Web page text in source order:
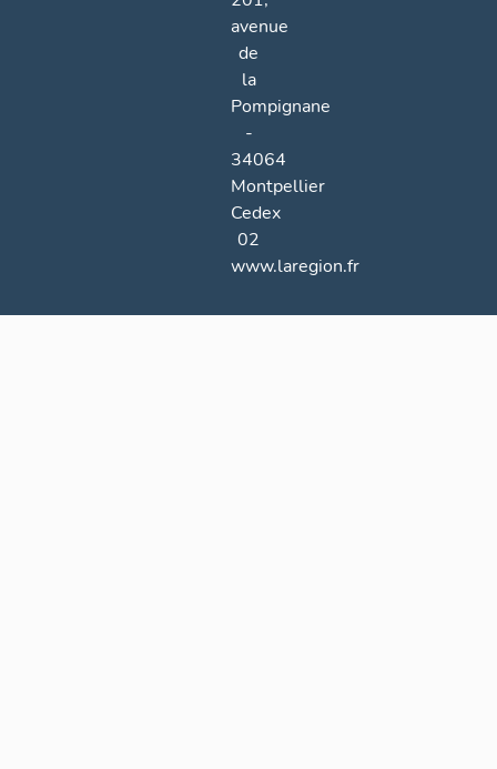
avenue
de
la
Pompignane
-
34064
Montpellier
Cedex
02
www.laregion.fr